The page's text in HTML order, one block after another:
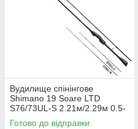
Вудилище спінінгове
Shimano 19 Soare LTD
S76/73UL-S 2.21м/2.29м 0.5-
12
Готово до відправки